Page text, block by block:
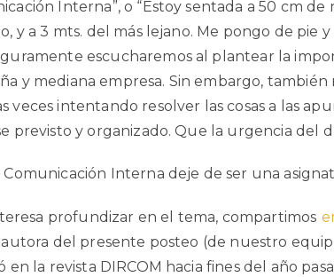
Interna”, o “Estoy sentada a 50 cm de
y a 3 mts. del más lejano. Me pongo de pie y
escucharemos al plantear la
y mediana empresa. Sin embargo, también
veces intentando resolver las cosas a las
previsto y organizado. Que la urgencia del
Comunicación Interna deje de ser una
profundizar en el tema, compartimos
del presente posteo (de nuestro
en la revista DIRCOM hacia fines del año